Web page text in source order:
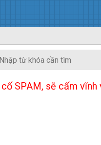
SPAM, sẽ cấm vĩnh